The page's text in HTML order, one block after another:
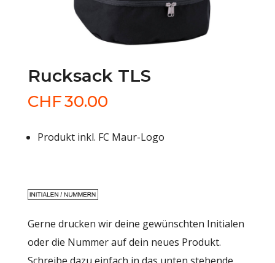
Rucksack TLS
CHF30.00
Produkt inkl. FC Maur-Logo
Gerne drucken wir deine gewünschten Initialen
oder die Nummer auf dein neues Produkt.